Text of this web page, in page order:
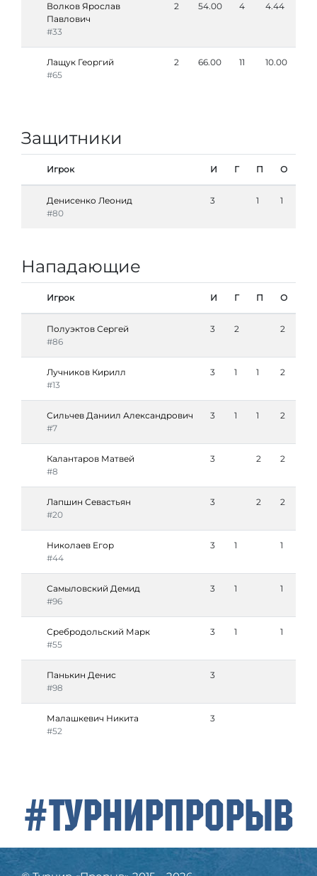
Волков Ярослав
Павлович
#33
2 54.00 4 4.44
Лащук Георгий
#65
2 66.00 11 10.00
Защитники
Игрок И Г П О
Денисенко Леонид
#80
3 1 1
Нападающие
Игрок И Г П О
Полуэктов Сергей
#86
3 2 2
Лучников Кирилл
#13
3 1 1 2
Сильчев Даниил Александрович
#7
3 1 1 2
Калантаров Матвей
#8
3 2 2
Лапшин Севастьян
#20
3 2 2
Николаев Егор
#44
3 1 1
Самыловский Демид
#96
3 1 1
Сребродольский Марк
#55
3 1 1
Панькин Денис
#98
3
Малашкевич Никита
#52
3
#ТурнирПрорыв